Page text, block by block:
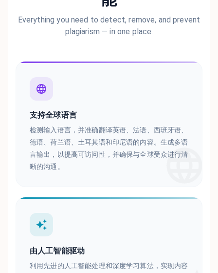
Everything you need to detect, remove, and prevent
plagiarism — in one place.
支持全球语言
检测输入语言，并准确翻译英语、法语、西班牙语、
德语、荷兰语、土耳其语和印尼语的内容。生成多语
言输出，以提高可访问性，并确保与全球受众进行清
晰的沟通。
由人工智能驱动
利用先进的人工智能处理和深度学习算法，实现内容